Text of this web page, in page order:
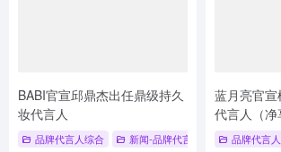
BABI官宣邱鼎杰出任鼎级持久
妆代言人
品牌代言人综合 新闻-品牌代言人 # 品牌代言人
蓝月亮官
代言人（净
品牌代言